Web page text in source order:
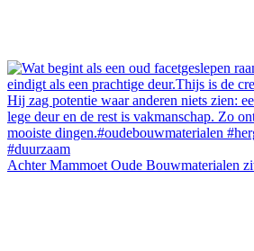
Achter Mammoet Oude Bouwmaterialen